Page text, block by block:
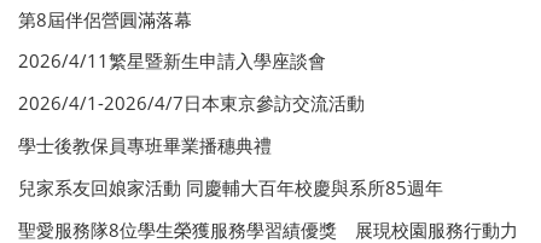
第8屆伴侶營圓滿落幕
2026/4/11繁星暨新生申請入學座談會
2026/4/1-2026/4/7日本東京參訪交流活動
學士後教保員專班畢業播穗典禮
兒家系友回娘家活動 同慶輔大百年校慶與系所85週年
聖愛服務隊8位學生榮獲服務學習績優獎 展現校園服務行動力